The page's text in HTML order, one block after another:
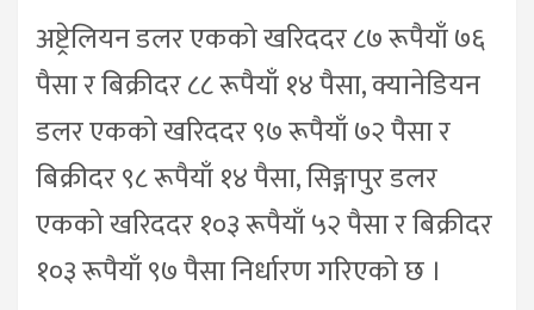
अष्ट्रेलियन डलर एकको खरिददर ८७ रूपैयाँ ७६
पैसा र बिक्रीदर ८८ रूपैयाँ १४ पैसा, क्यानेडियन
डलर एकको खरिददर ९७ रूपैयाँ ७२ पैसा र
बिक्रीदर ९८ रूपैयाँ १४ पैसा, सिङ्गापुर डलर
एकको खरिददर १०३ रूपैयाँ ५२ पैसा र बिक्रीदर
१०३ रूपैयाँ ९७ पैसा निर्धारण गरिएको छ ।